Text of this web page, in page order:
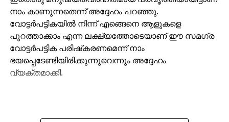
നാം കാണുന്നതെന്ന് അദ്ദേഹം പറഞ്ഞു.
വോട്ടര്‍പട്ടികയില്‍ നിന്ന് എങ്ങെനെ ആളുകളെ
പുറത്താക്കാം എന്ന ലക്ഷ്യത്തോടെയാണ് ഈ സമഗ്ര
വോട്ടര്‍പട്ടിക പരിഷ്‌കരണമെന്ന് നാം
ഭയപ്പെടേണ്ടിയിരിക്കുന്നുവെന്നും അദ്ദേഹം
വ്യക്തമാക്കി.